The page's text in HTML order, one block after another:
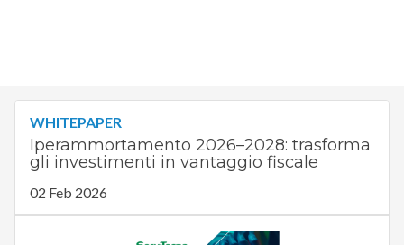
WHITEPAPER
Iperammortamento 2026–2028: trasforma
gli investimenti in vantaggio fiscale
02 Feb 2026